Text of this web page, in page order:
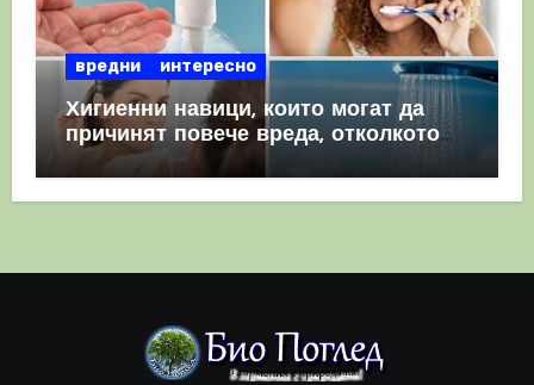
вредни интересно
Хигиенни навици, които могат да
причинят повече вреда, отколкото
полза